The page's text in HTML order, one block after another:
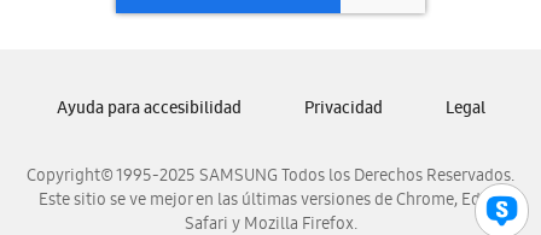
Samsung Panamá
Samsung Venezuela
Copyright© 1995-2025 SAMSUNG Todos los Derechos Reservados.
Este sitio se ve mejor en las últimas versiones de Chrome, Edge,
Safari y Mozilla Firefox.
Ayuda para accesibilidad Privacidad Legal